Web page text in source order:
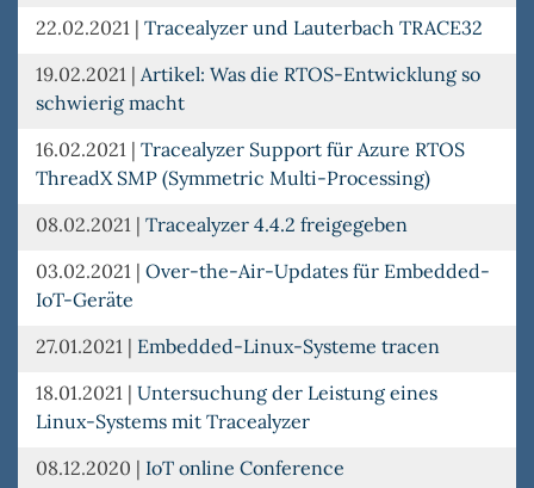
22.02.2021 | Tracealyzer und Lauterbach TRACE32
19.02.2021 | Artikel: Was die RTOS-Entwicklung so
schwierig macht
16.02.2021 | Tracealyzer Support für Azure RTOS
ThreadX SMP (Symmetric Multi-Processing)
08.02.2021 | Tracealyzer 4.4.2 freigegeben
03.02.2021 | Over-the-Air-Updates für Embedded-
IoT-Geräte
27.01.2021 | Embedded-Linux-Systeme tracen
18.01.2021 | Untersuchung der Leistung eines
Linux-Systems mit Tracealyzer
08.12.2020 | IoT online Conference